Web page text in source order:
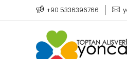
+90 5336396766